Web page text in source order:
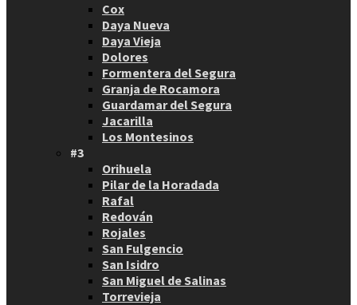
Cox
Daya Nueva
Daya Vieja
Dolores
Formentera del Segura
Granja de Rocamora
Guardamar del Segura
Jacarilla
Los Montesinos
#3
Orihuela
Pilar de la Horadada
Rafal
Redován
Rojales
San Fulgencio
San Isidro
San Miguel de Salinas
Torrevieja